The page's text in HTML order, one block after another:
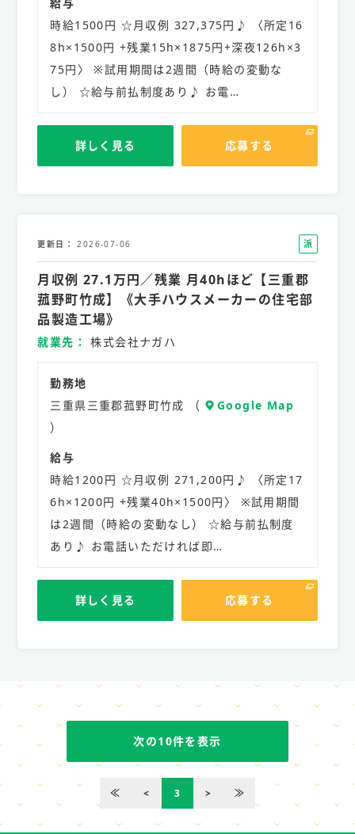
時給1500円 ☆月収例 327,375円♪ 〈所定16
8h×1500円 +残業15h×1875円+深夜126h×3
75円〉 ※試用期間は2週間（時給の変動な
し） ☆給与前払制度あり♪ お電…
詳しく見る 応募する
更新日 2026-07-06
派
遣
社
員
月収例 27.1万円／残業 月40hほど【三重郡
菰野町竹成】《大手ハウスメーカーの住宅部
品製造工場》
就業先 株式会社ナガハ
勤務地
三重県三重郡菰野町竹成 （
Google Map
）
給与
時給1200円 ☆月収例 271,200円♪ 〈所定17
6h×1200円 +残業40h×1500円〉 ※試用期間
は2週間（時給の変動なし） ☆給与前払制度
あり♪ お電話いただければ即…
詳しく見る 応募する
次の10件を表示
≪ < 3 > ≫